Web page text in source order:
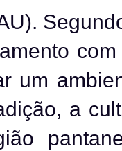
um
a